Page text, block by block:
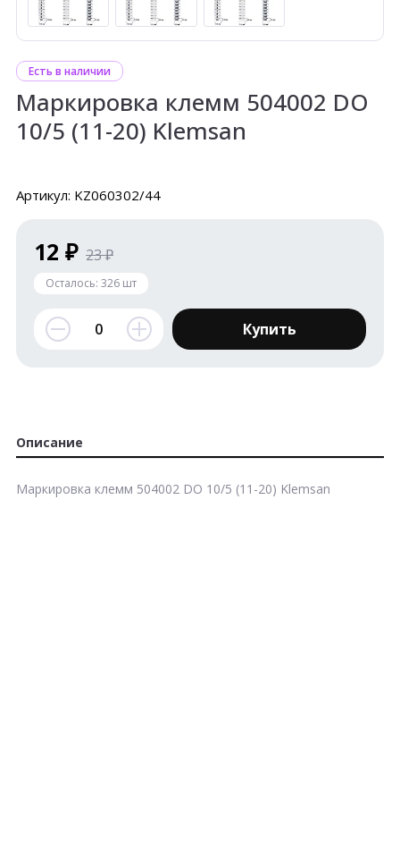
Есть в наличии
Маркировка клемм 504002 DO
10/5 (11-20) Klemsan
Артикул: KZ060302/44
12 ₽ 23 ₽
Осталось: 326 шт
Купить
Описание
Маркировка клемм 504002 DO 10/5 (11-20) Klemsan